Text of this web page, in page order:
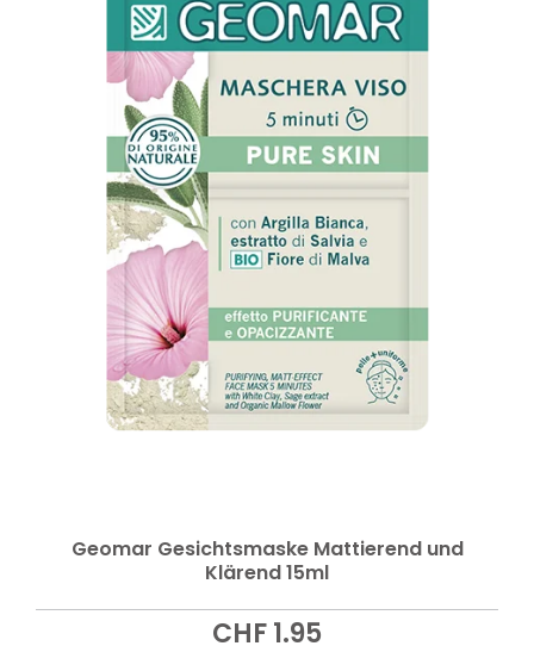
Geomar Gesichtsmaske Mattierend und
Klärend 15ml
CHF1.95